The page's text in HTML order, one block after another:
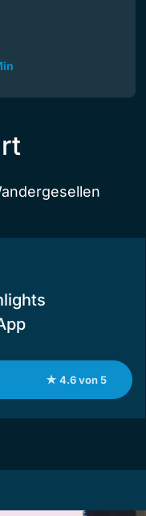
★ 4.6 von 5